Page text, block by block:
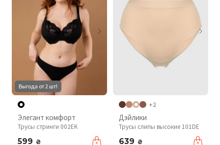
Выгода от 2 шт!
Элегант комфорт
Трусы стринги 002EK
599 ₴
+2
Дэйлики
Трусы слипы высокие 101DE
639 ₴